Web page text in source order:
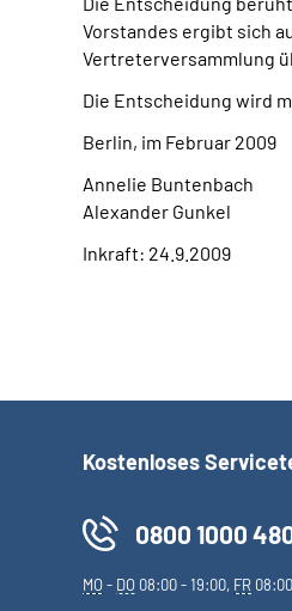
Vorstandes ergibt sich
Vertreterversammlung
Die Entscheidung wird
Berlin, im Februar 2009
Annelie Buntenbach
Alexander Gunkel
Inkraft: 24.9.2009
Kostenloses
0800 1000
MO- DO 08:00 - 19:00, FR